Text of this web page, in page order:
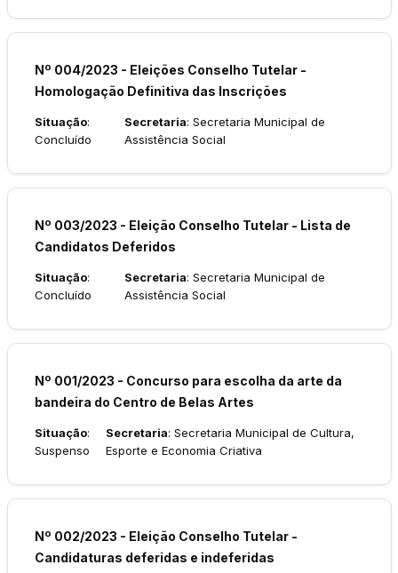
Nº 004/2023 - Eleições Conselho Tutelar -
Homologação Definitiva das Inscrições
Situação:
Concluído
Secretaria: Secretaria Municipal de
Assistência Social
Nº 003/2023 - Eleição Conselho Tutelar - Lista de
Candidatos Deferidos
Situação:
Concluído
Secretaria: Secretaria Municipal de
Assistência Social
Nº 001/2023 - Concurso para escolha da arte da
bandeira do Centro de Belas Artes
Situação:
Suspenso
Secretaria: Secretaria Municipal de Cultura,
Esporte e Economia Criativa
Nº 002/2023 - Eleição Conselho Tutelar -
Candidaturas deferidas e indeferidas